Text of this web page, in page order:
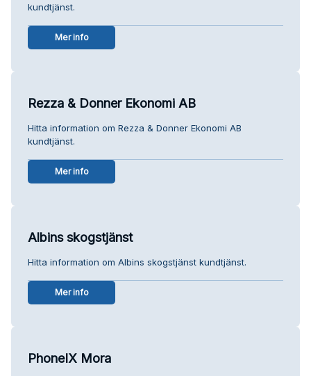
kundtjänst.
Mer info
Rezza & Donner Ekonomi AB
Hitta information om Rezza & Donner Ekonomi AB
kundtjänst.
Mer info
Albins skogstjänst
Hitta information om Albins skogstjänst kundtjänst.
Mer info
PhoneIX Mora